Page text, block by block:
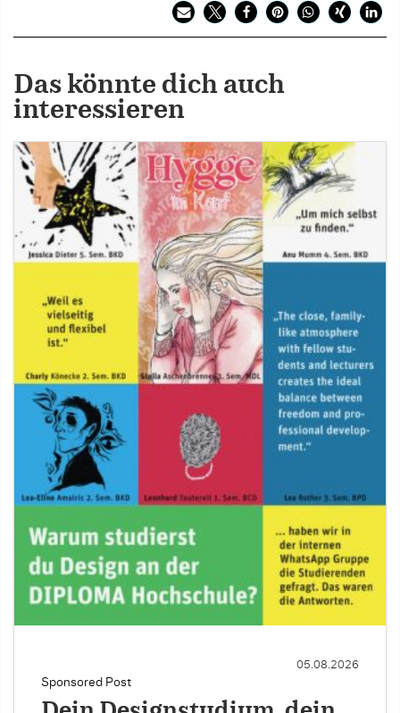
Das könnte dich auch
interessieren
Sponsored Post
05.08.2026